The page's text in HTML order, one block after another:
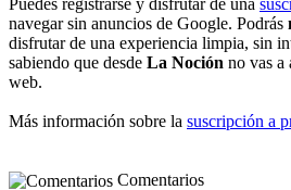
Puedes registrarse y disfrutar de una
navegar sin anuncios de Google. Podrás
disfrutar de una experiencia limpia, sin
sabiendo que desde La Noción no vas a
web.
Más información sobre la suscripción a
Comentarios